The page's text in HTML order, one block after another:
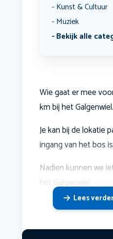
Kunst & Cultuur
Muziek
Bekijk alle
Wie gaat er mee
km bij het Galgenwiel.
Je kan bij de lokatie
ingang van het bos
Nadien kunnen we
het Galgenwiel
Lees